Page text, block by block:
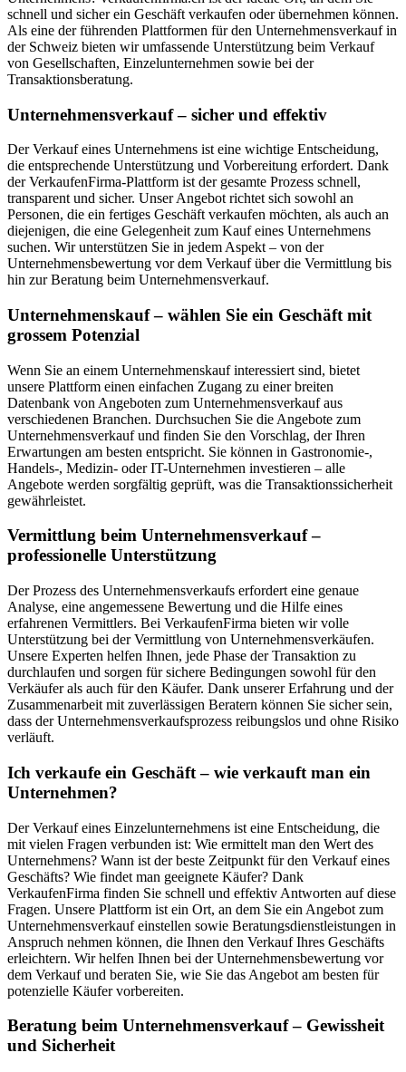
schnell und sicher ein Geschäft verkaufen oder übernehmen können.
Als eine der führenden Plattformen für den Unternehmensverkauf in
der Schweiz bieten wir umfassende Unterstützung beim Verkauf
von Gesellschaften, Einzelunternehmen sowie bei der
Transaktionsberatung.
Unternehmensverkauf – sicher und effektiv
Der Verkauf eines Unternehmens ist eine wichtige Entscheidung,
die entsprechende Unterstützung und Vorbereitung erfordert. Dank
der VerkaufenFirma-Plattform ist der gesamte Prozess schnell,
transparent und sicher. Unser Angebot richtet sich sowohl an
Personen, die ein fertiges Geschäft verkaufen möchten, als auch an
diejenigen, die eine Gelegenheit zum Kauf eines Unternehmens
suchen. Wir unterstützen Sie in jedem Aspekt – von der
Unternehmensbewertung vor dem Verkauf über die Vermittlung bis
hin zur Beratung beim Unternehmensverkauf.
Unternehmenskauf – wählen Sie ein Geschäft mit
grossem Potenzial
Wenn Sie an einem Unternehmenskauf interessiert sind, bietet
unsere Plattform einen einfachen Zugang zu einer breiten
Datenbank von Angeboten zum Unternehmensverkauf aus
verschiedenen Branchen. Durchsuchen Sie die Angebote zum
Unternehmensverkauf und finden Sie den Vorschlag, der Ihren
Erwartungen am besten entspricht. Sie können in Gastronomie-,
Handels-, Medizin- oder IT-Unternehmen investieren – alle
Angebote werden sorgfältig geprüft, was die Transaktionssicherheit
gewährleistet.
Vermittlung beim Unternehmensverkauf –
professionelle Unterstützung
Der Prozess des Unternehmensverkaufs erfordert eine genaue
Analyse, eine angemessene Bewertung und die Hilfe eines
erfahrenen Vermittlers. Bei VerkaufenFirma bieten wir volle
Unterstützung bei der Vermittlung von Unternehmensverkäufen.
Unsere Experten helfen Ihnen, jede Phase der Transaktion zu
durchlaufen und sorgen für sichere Bedingungen sowohl für den
Verkäufer als auch für den Käufer. Dank unserer Erfahrung und der
Zusammenarbeit mit zuverlässigen Beratern können Sie sicher sein,
dass der Unternehmensverkaufsprozess reibungslos und ohne Risiko
verläuft.
Ich verkaufe ein Geschäft – wie verkauft man ein
Unternehmen?
Der Verkauf eines Einzelunternehmens ist eine Entscheidung, die
mit vielen Fragen verbunden ist: Wie ermittelt man den Wert des
Unternehmens? Wann ist der beste Zeitpunkt für den Verkauf eines
Geschäfts? Wie findet man geeignete Käufer? Dank
VerkaufenFirma finden Sie schnell und effektiv Antworten auf diese
Fragen. Unsere Plattform ist ein Ort, an dem Sie ein Angebot zum
Unternehmensverkauf einstellen sowie Beratungsdienstleistungen in
Anspruch nehmen können, die Ihnen den Verkauf Ihres Geschäfts
erleichtern. Wir helfen Ihnen bei der Unternehmensbewertung vor
dem Verkauf und beraten Sie, wie Sie das Angebot am besten für
potenzielle Käufer vorbereiten.
Beratung beim Unternehmensverkauf – Gewissheit
und Sicherheit